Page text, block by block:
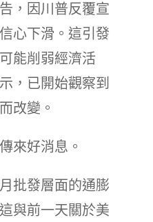
，因川普反覆宣
心下滑。這引發
能削弱經濟活
，已開始觀察到
改變。
來好消息。
批發層面的通膨
與前一天關於美